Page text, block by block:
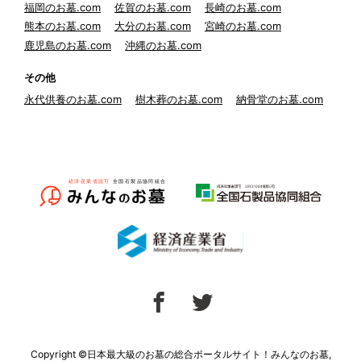
福岡のお墓.com 佐賀のお墓.com
長崎のお墓.com
熊本のお墓.com
大分のお墓.com
宮崎のお墓.com
鹿児島のお墓.com
沖縄のお墓.com
その他
永代供養のお墓.com
樹木葬のお墓.com 納骨堂のお墓.com
Copyright ©日本最大級のお墓の総合ポータルサイト！みんなのお墓,